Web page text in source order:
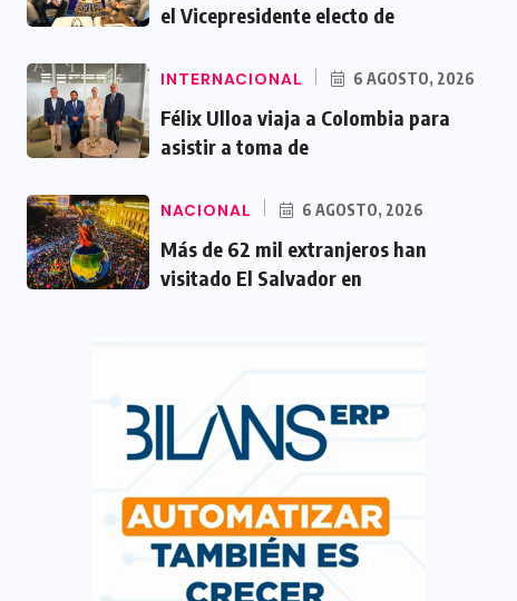
el Vicepresidente electo de
INTERNACIONAL 6 AGOSTO, 2026
Félix Ulloa viaja a Colombia para
asistir a toma de
NACIONAL 6 AGOSTO, 2026
Más de 62 mil extranjeros han
visitado El Salvador en